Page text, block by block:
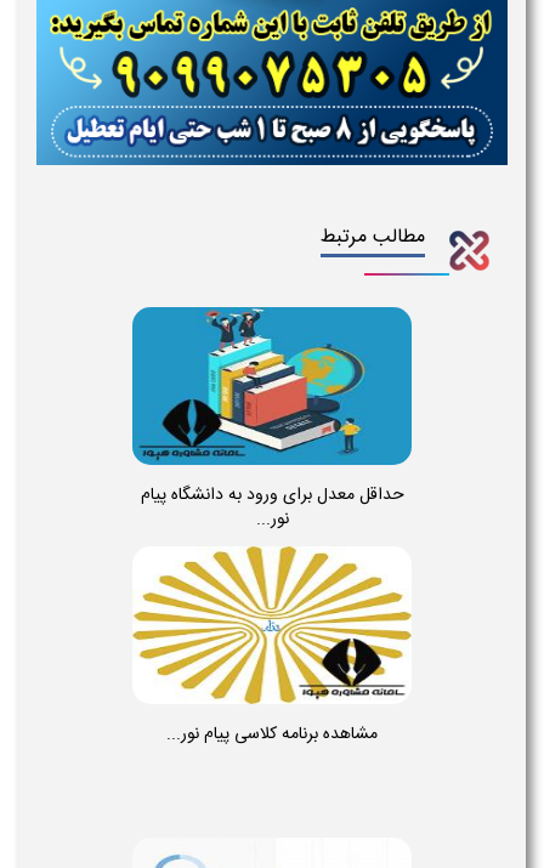
مطالب مرتبط
حداقل معدل برای ورود به دانشگاه پیام
نور...
مشاهده برنامه کلاسی پیام نور...